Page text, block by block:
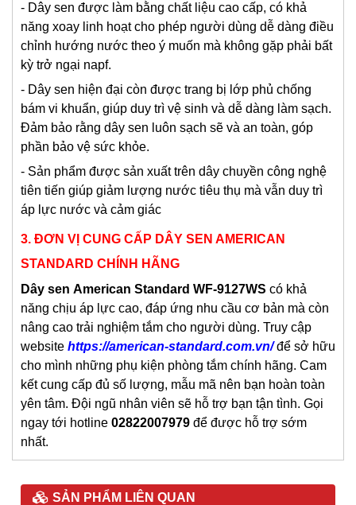
- Dây sen được làm bằng chất liệu cao cấp, có khả
năng xoay linh hoạt cho phép người dùng dễ dàng điều
chỉnh hướng nước theo ý muốn mà không gặp phải bất
kỳ trở ngại napf.
- Dây sen hiện đại còn được trang bị lớp phủ chống
bám vi khuẩn, giúp duy trì vệ sinh và dễ dàng làm sạch.
Đảm bảo rằng dây sen luôn sạch sẽ và an toàn, góp
phần bảo vệ sức khỏe.
- Sản phẩm được sản xuất trên dây chuyền công nghệ
tiên tiến giúp giảm lượng nước tiêu thụ mà vẫn duy trì
áp lực nước và cảm giác
3. ĐƠN VỊ CUNG CẤP DÂY SEN AMERICAN
STANDARD CHÍNH HÃNG
Dây sen American Standard WF-9127WS có khả
năng chịu áp lực cao, đáp ứng nhu cầu cơ bản mà còn
nâng cao trải nghiệm tắm cho người dùng. Truy cập
website https://american-standard.com.vn/để sở hữu
cho mình những phụ kiện phòng tắm chính hãng. Cam
kết cung cấp đủ số lượng, mẫu mã nên bạn hoàn toàn
yên tâm. Đội ngũ nhân viên sẽ hỗ trợ bạn tận tình. Gọi
ngay tới hotline 02822007979 để được hỗ trợ sớm
nhất.
SẢN PHẨM LIÊN QUAN